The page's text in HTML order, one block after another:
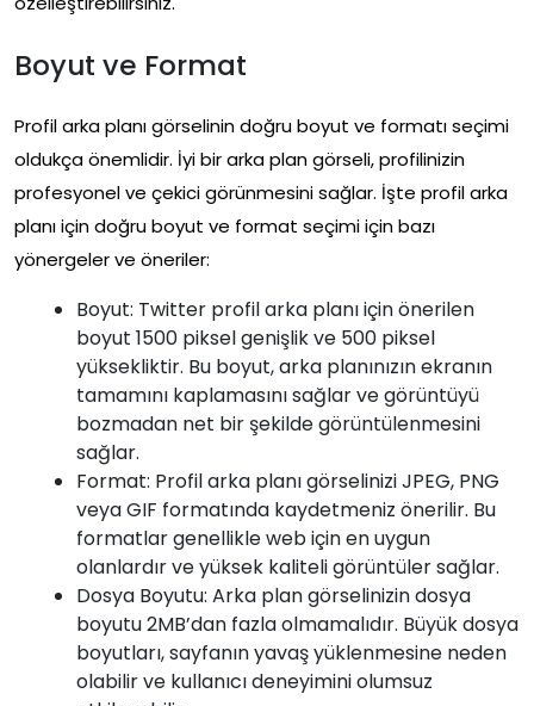
Boyut ve Format
Profil arka planı görselinin doğru boyut ve formatı seçimi
oldukça önemlidir. İyi bir arka plan görseli, profilinizin
profesyonel ve çekici görünmesini sağlar. İşte profil arka
planı için doğru boyut ve format seçimi için bazı
yönergeler ve öneriler:
Boyut: Twitter profil arka planı için önerilen
boyut 1500 piksel genişlik ve 500 piksel
yüksekliktir. Bu boyut, arka planınızın ekranın
tamamını kaplamasını sağlar ve görüntüyü
bozmadan net bir şekilde görüntülenmesini
sağlar.
Format: Profil arka planı görselinizi JPEG, PNG
veya GIF formatında kaydetmeniz önerilir. Bu
formatlar genellikle web için en uygun
olanlardır ve yüksek kaliteli görüntüler sağlar.
Dosya Boyutu: Arka plan görselinizin dosya
boyutu 2MB’dan fazla olmamalıdır. Büyük dosya
boyutları, sayfanın yavaş yüklenmesine neden
olabilir ve kullanıcı deneyimini olumsuz